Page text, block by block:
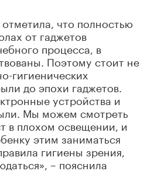
что полностью
от гаджетов
процесса, в
Поэтому стоит не
гигиенических
до эпохи гаджетов.
устройства и
Мы можем смотреть
в плохом освещении, и
этим заниматься
гигиены зрения,
– пояснила